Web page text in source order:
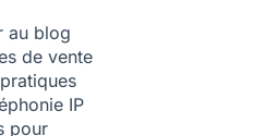
au blog
de vente
IP
pour